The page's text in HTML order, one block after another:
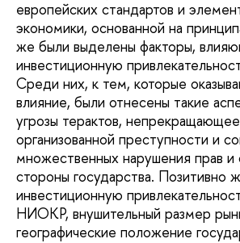
европейских стандартов и
экономики, основанной на
же были выделены факторы,
инвестиционную
Среди них, к тем, которые
влияние, были отнесены такие
угрозы терактов,
организованной преступности и
множественных нарушения прав и
стороны государства. Позитивно
инвестиционную
НИОКР, внушительный размер
географические положение